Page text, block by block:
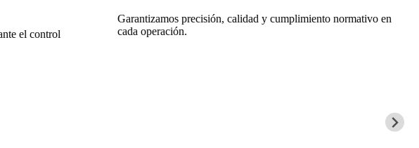
el control
Garantizamos precisión, calidad y cumplimiento normativo en
cada operación.